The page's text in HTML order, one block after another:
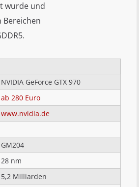
wurde und
Bereichen
NVIDIA GeForce GTX 970
ab 280 Euro
www.nvidia.de
GM204
28 nm
5,2 Milliarden